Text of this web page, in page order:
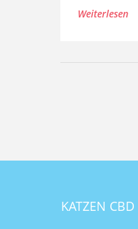
Weiterlesen
KATZEN